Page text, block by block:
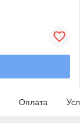
Оплата